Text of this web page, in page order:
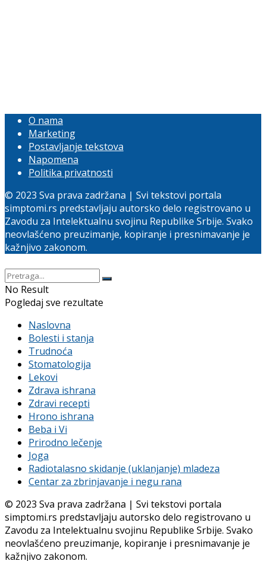
O nama
Marketing
Postavljanje tekstova
Napomena
Politika privatnosti
© 2023 Sva prava zadržana | Svi tekstovi portala
simptomi.rs predstavljaju autorsko delo registrovano u
Zavodu za Intelektualnu svojinu Republike Srbije. Svako
neovlašćeno preuzimanje, kopiranje i presnimavanje je
kažnjivo zakonom.
No Result
Pogledaj sve rezultate
Naslovna
Bolesti i stanja
Trudnoća
Stomatologija
Lekovi
Zdrava ishrana
Zdravi recepti
Hrono ishrana
Beba i Vi
Prirodno lečenje
Joga
Radiotalasno skidanje (uklanjanje) mladeza
Centar za zbrinjavanje i negu rana
© 2023 Sva prava zadržana | Svi tekstovi portala
simptomi.rs predstavljaju autorsko delo registrovano u
Zavodu za Intelektualnu svojinu Republike Srbije. Svako
neovlašćeno preuzimanje, kopiranje i presnimavanje je
kažnjivo zakonom.